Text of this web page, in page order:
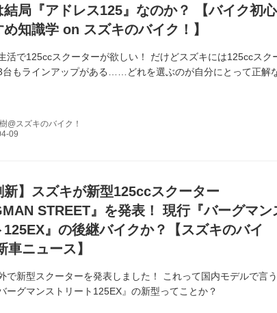
結局『アドレス125』なのか？ 【バイク初心
知識学 on スズキのバイク！】
活で125ccスクーターが欲しい！ だけどスズキには125ccスク
台もラインアップがある……どれを選ぶのが自分にとって正解
@スズキのバイク！
新】スズキが新型125ccスクーター
STREET』を発表！ 現行『バーグマン
125EX』の後継バイクか？【スズキのバイ
車ニュース】
で新型スクーターを発表しました！ これって国内モデルで言う
ーグマンストリート125EX』の新型ってことか？